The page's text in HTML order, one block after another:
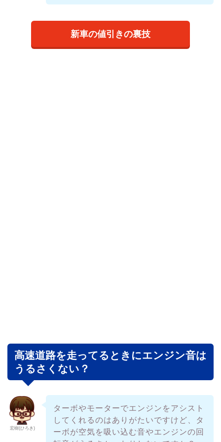
新車の値引きの裏技
高速道路を走ってるときにエンジン音は
うるさくない？
宏樹(ひろき)
ターボやモーターでエンジンをアシスト
してくれるのはありがたいですけど、タ
ーボが空気を吸い込む音やエンジンの回